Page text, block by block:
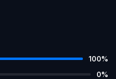
100%
0%